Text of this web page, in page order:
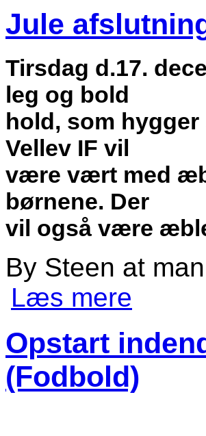
Jule
Tirsdag d.17.
leg og bold
hold, som
Vellev IF vil
være vært med
børnene. Der
vil også være
By Steen at
Læs mere
Opstart
(Fodbold)